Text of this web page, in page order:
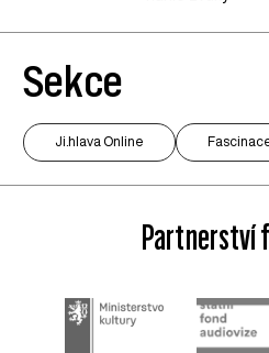
Sekce
Ji.hlava Online
Partnerství